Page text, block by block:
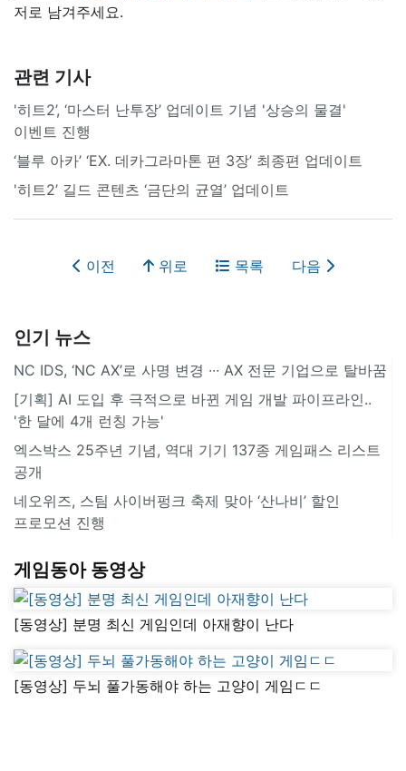
저로 남겨주세요.
관련 기사
'히트2’, ‘마스터 난투장’ 업데이트 기념 '상승의 물결'
이벤트 진행
‘블루 아카’ ‘EX. 데카그라마톤 편 3장’ 최종편 업데이트
'히트2’ 길드 콘텐츠 ‘금단의 균열’ 업데이트
이전 위로 목록 다음
인기 뉴스
NC IDS, ‘NC AX’로 사명 변경 ∙∙∙ AX 전문 기업으로 탈바꿈
[기획] AI 도입 후 극적으로 바뀐 게임 개발 파이프라인..
'한 달에 4개 런칭 가능'
엑스박스 25주년 기념, 역대 기기 137종 게임패스 리스트
공개
네오위즈, 스팀 사이버펑크 축제 맞아 ‘산나비’ 할인
프로모션 진행
게임동아 동영상
[동영상] 분명 최신 게임인데 아재향이 난다
[동영상] 두뇌 풀가동해야 하는 고양이 게임ㄷㄷ